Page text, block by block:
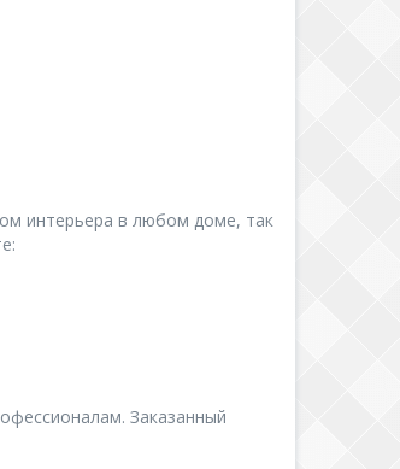
интерьера в любом доме, так
Заказанный